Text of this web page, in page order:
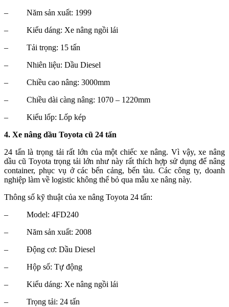
–
Năm sản xuất: 1999
–
Kiểu dáng: Xe nâng ngồi lái
–
Tải trọng: 15 tấn
–
Nhiên liệu: Dầu Diesel
–
Chiều cao nâng: 3000mm
–
Chiều dài càng nâng: 1070 – 1220mm
–
Kiểu lốp: Lốp kép
4. Xe nâng dầu Toyota cũ 24 tấn
24 tấn là trọng tải rất lớn của một chiếc xe nâng. Vì vậy, xe nâng
dầu cũ Toyota trọng tải lớn như này rất thích hợp sử dụng để nâng
container, phục vụ ở các bến cảng, bến tàu. Các công ty, doanh
nghiệp làm về logistic không thể bỏ qua mẫu xe nâng này.
Thông số kỹ thuật của xe nâng Toyota 24 tấn:
–
Model: 4FD240
–
Năm sản xuất: 2008
–
Động cơ: Dầu Diesel
–
Hộp số: Tự động
–
Kiểu dáng: Xe nâng ngồi lái
–
Trọng tải: 24 tấn